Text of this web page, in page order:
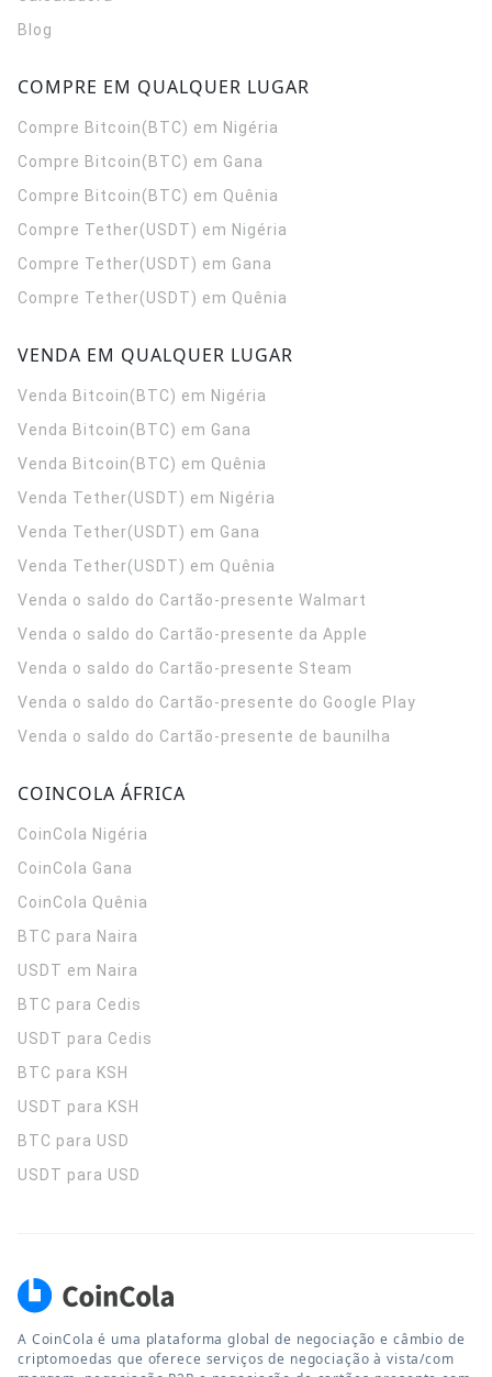
Blog
COMPRE EM QUALQUER LUGAR
Compre Bitcoin(BTC) em Nigéria
Compre Bitcoin(BTC) em Gana
Compre Bitcoin(BTC) em Quênia
Compre Tether(USDT) em Nigéria
Compre Tether(USDT) em Gana
Compre Tether(USDT) em Quênia
VENDA EM QUALQUER LUGAR
Venda Bitcoin(BTC) em Nigéria
Venda Bitcoin(BTC) em Gana
Venda Bitcoin(BTC) em Quênia
Venda Tether(USDT) em Nigéria
Venda Tether(USDT) em Gana
Venda Tether(USDT) em Quênia
Venda o saldo do Cartão-presente Walmart
Venda o saldo do Cartão-presente da Apple
Venda o saldo do Cartão-presente Steam
Venda o saldo do Cartão-presente do Google Play
Venda o saldo do Cartão-presente de baunilha
COINCOLA ÁFRICA
CoinCola Nigéria
CoinCola Gana
CoinCola Quênia
BTC para Naira
USDT em Naira
BTC para Cedis
USDT para Cedis
BTC para KSH
USDT para KSH
BTC para USD
USDT para USD
A CoinCola é uma plataforma global de negociação e câmbio de
criptomoedas que oferece serviços de negociação à vista/com